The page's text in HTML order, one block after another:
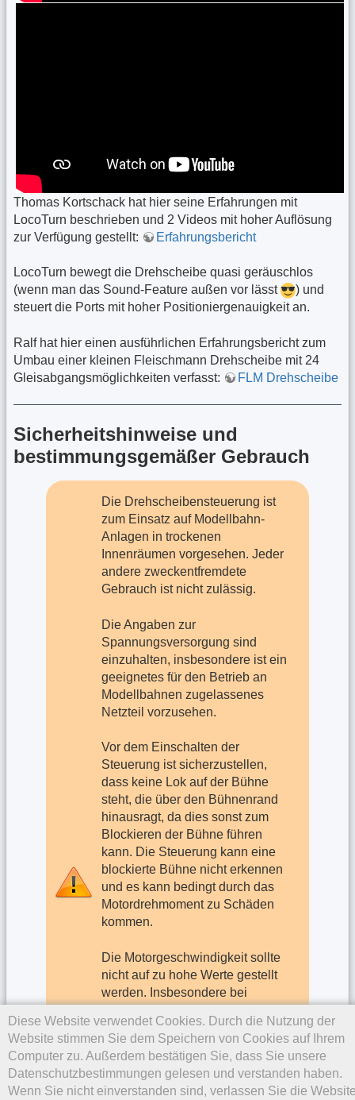
Thomas Kortschack hat hier seine Erfahrungen mit
LocoTurn beschrieben und 2 Videos mit hoher Auflösung
zur Verfügung gestellt:
Erfahrungsbericht
LocoTurn bewegt die Drehscheibe quasi geräuschlos
(wenn man das Sound-Feature außen vor lässt
) und
steuert die Ports mit hoher Positioniergenauigkeit an.
Ralf hat hier einen ausführlichen Erfahrungsbericht zum
Umbau einer kleinen Fleischmann Drehscheibe mit 24
Gleisabgangsmöglichkeiten verfasst:
FLM Drehscheibe
Sicherheitshinweise und
bestimmungsgemäßer Gebrauch
Die Drehscheibensteuerung ist
zum Einsatz auf Modellbahn-
Anlagen in trockenen
Innenräumen vorgesehen. Jeder
andere zweckentfremdete
Gebrauch ist nicht zulässig.
Die Angaben zur
Spannungsversorgung sind
einzuhalten, insbesondere ist ein
geeignetes für den Betrieb an
Modellbahnen zugelassenes
Netzteil vorzusehen.
Vor dem Einschalten der
Steuerung ist sicherzustellen,
dass keine Lok auf der Bühne
steht, die über den Bühnenrand
hinausragt, da dies sonst zum
Blockieren der Bühne führen
kann. Die Steuerung kann eine
blockierte Bühne nicht erkennen
und es kann bedingt durch das
Motordrehmoment zu Schäden
kommen.
Die Motorgeschwindigkeit sollte
nicht auf zu hohe Werte gestellt
werden. Insbesondere bei
Abbremsen in Verbindung mit
hohen Drehgeschwindigkeiten
kann es zu Entgleisungen
kommen.
Diese Website verwendet Cookies. Durch die Nutzung der
Website stimmen Sie dem Speichern von Cookies auf Ihrem
Computer zu. Außerdem bestätigen Sie, dass Sie unsere
Datenschutzbestimmungen gelesen und verstanden haben.
Wenn Sie nicht einverstanden sind, verlassen Sie die